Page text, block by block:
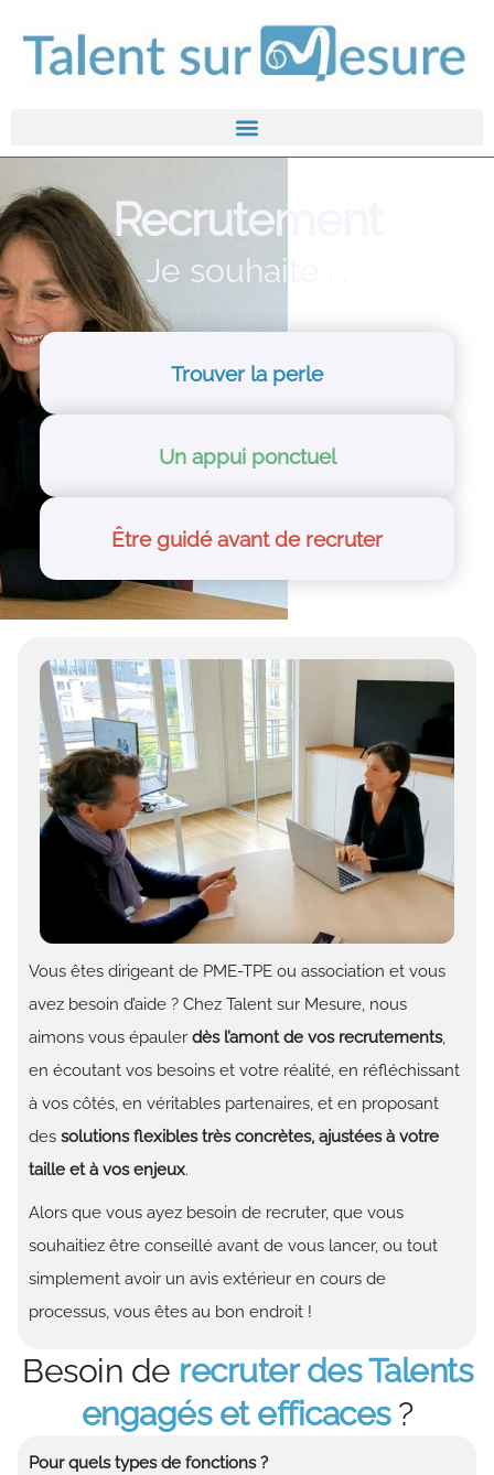
Recrutement
Je souhaite ...
Trouver la perle
Un appui ponctuel
Être guidé avant de recruter
Vous êtes dirigeant de PME-TPE ou association et vous
avez besoin d’aide ? Chez Talent sur Mesure, nous
aimons vous épauler dès l’amont de vos recrutements,
en écoutant vos besoins et votre réalité, en réfléchissant
à vos côtés, en véritables partenaires, et en proposant
des solutions flexibles très concrètes, ajustées à votre
taille et à vos enjeux.
Alors que vous ayez besoin de recruter, que vous
souhaitiez être conseillé avant de vous lancer, ou tout
simplement avoir un avis extérieur en cours de
processus, vous êtes au bon endroit !
Besoin de recruter des Talents
engagés et efficaces?
Pour quels types de fonctions ?